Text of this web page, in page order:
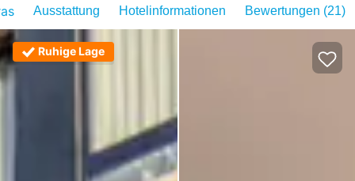
Ausstattung Hotelinformationen Bewertungen (21)
Ruhige Lage